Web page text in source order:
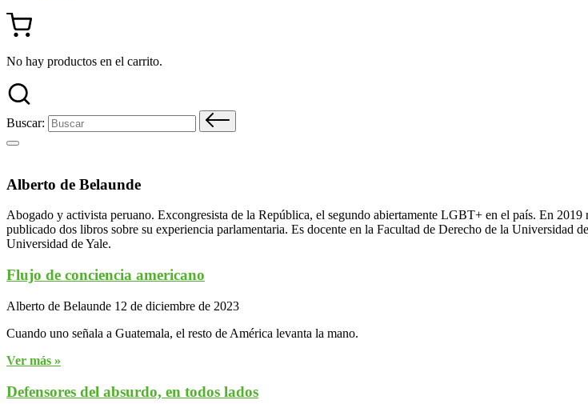
No hay productos en el carrito.
Buscar:
Alberto de Belaunde
Abogado y activista peruano. Excongresista de la República, el segundo abiertamente LGBT+ en el país. En
publicado dos libros sobre su experiencia parlamentaria. Es docente en la Facultad de Derecho de la
Universidad de Yale.
Flujo de conciencia americano
Alberto de Belaunde 12 de diciembre de 2023
Cuando uno señala a Guatemala, el resto de América levanta la mano.
Ver más »
Defensores del absurdo, en todos lados